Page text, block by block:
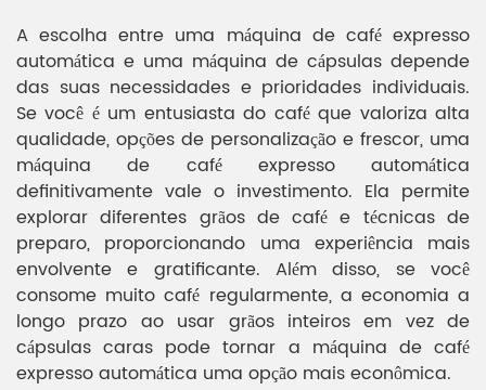
A escolha entre uma máquina de café expresso
automática e uma máquina de cápsulas depende
das suas necessidades e prioridades individuais.
Se você é um entusiasta do café que valoriza alta
qualidade, opções de personalização e frescor, uma
máquina de café expresso automática
definitivamente vale o investimento. Ela permite
explorar diferentes grãos de café e técnicas de
preparo, proporcionando uma experiência mais
envolvente e gratificante. Além disso, se você
consome muito café regularmente, a economia a
longo prazo ao usar grãos inteiros em vez de
cápsulas caras pode tornar a máquina de café
expresso automática uma opção mais econômica.